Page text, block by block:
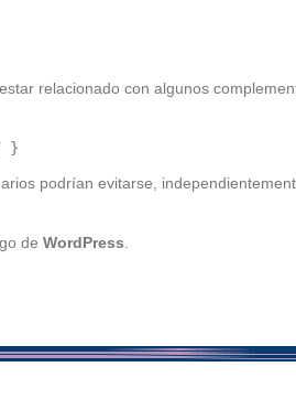
relacionado con algunos
}
podrían evitarse,
de WordPress.